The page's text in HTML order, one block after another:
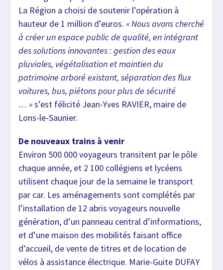
La Région a choisi de soutenir l’opération à
hauteur de 1 million d’euros.« Nous avons cherché
à créer un espace public de qualité, en intégrant
des solutions innovantes : gestion des eaux
pluviales, végétalisation et maintien du
patrimoine arboré existant, séparation des flux
voitures, bus, piétons pour plus de sécurité
… »s’est félicité Jean-Yves RAVIER, maire de
Lons-le-Saunier.
De nouveaux trains à venir
Environ 500 000 voyageurs transitent par le pôle
chaque année, et 2 100 collégiens et lycéens
utilisent chaque jour de la semaine le transport
par car. Les aménagements sont complétés par
l’installation de 12 abris voyageurs nouvelle
génération, d’un panneau central d’informations,
et d’une maison des mobilités faisant office
d’accueil, de vente de titres et de location de
vélos à assistance électrique. Marie-Guite DUFAY